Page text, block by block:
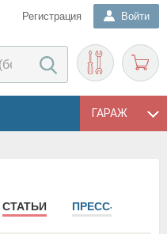
Регистрация Войти
ГАРАЖ
СТАТЬИ ПРЕСС-РЕЛИЗЫ